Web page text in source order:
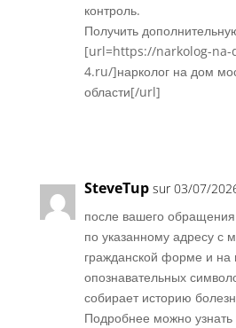
контроль.
Получить
[url=https://narkolog-na-
4.ru/]нарколог на дом
области[/url]
SteveTup sur 03/07/
после вашего
по указанному адресу с
гражданской форме и
опознавательных
собирает историю
Подробнее можно узнать